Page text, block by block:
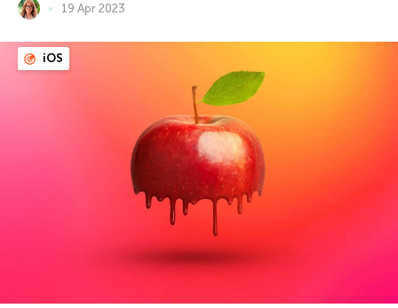
19 Apr 2023
iOS